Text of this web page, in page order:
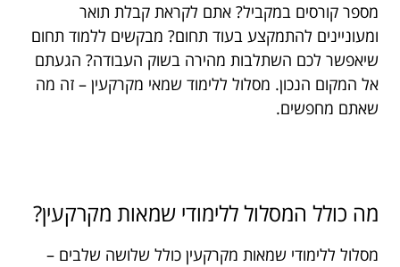
מספר קורסים במקביל? אתם לקראת קבלת תואר
ומעוניינים להתמקצע בעוד תחום? מבקשים ללמוד תחום
שיאפשר לכם השתלבות מהירה בשוק העבודה? הגעתם
אל המקום הנכון. מסלול ללימוד שמאי מקרקעין – זה מה
שאתם מחפשים.
מה כולל המסלול ללימודי שמאות מקרקעין?
מסלול ללימודי שמאות מקרקעין כולל שלושה שלבים –